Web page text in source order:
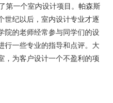
第一个室内设计项目。帕森斯
世纪以后，室内设计专业才逐
院的老师经常参与同学们的设
行一些专业的指导和点评。大
，为客户设计一个不盈利的项